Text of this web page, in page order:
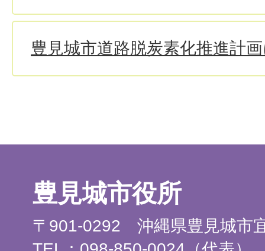
豊見城市道路脱炭素化推進計
豊見城市役所
〒901-0292 沖縄県豊見城市